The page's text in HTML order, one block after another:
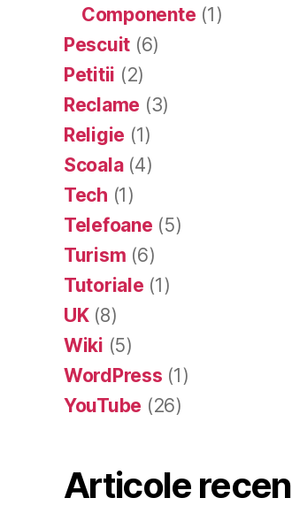
Componente (1)
Pescuit (6)
Petitii (2)
Reclame (3)
Religie (1)
Scoala(4)
Tech (1)
Telefoane (5)
Turism (6)
Tutoriale (1)
UK(8)
Wiki (5)
WordPress (1)
YouTube (26)
Articole